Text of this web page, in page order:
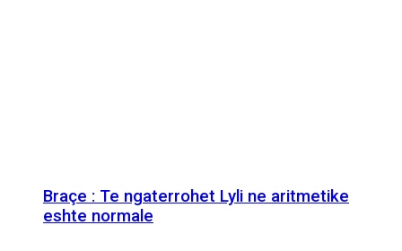
Braçe : Te ngaterrohet Lyli ne aritmetike
eshte normale